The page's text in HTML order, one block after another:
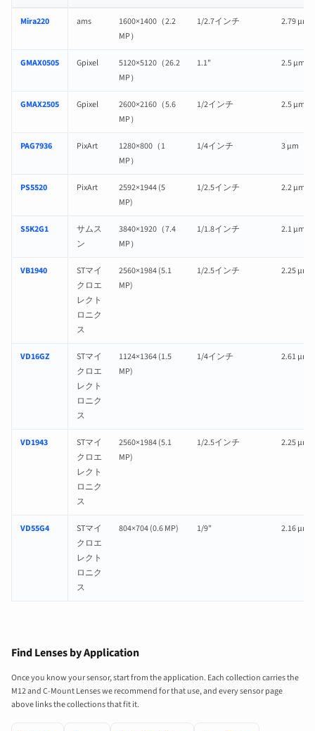
その他のメーカーのCMOSイメージセンサー（仕様およびレンズ互換性ページ
Mira220 ams
1600×1400（2.2
MP）
1/2.7インチ 2.79 µm
GMAX0505 Gpixel
5120×5120（26.2
MP）
1.1" 2.5 µm
GMAX2505 Gpixel
2600×2160（5.6
MP）
1/2インチ 2.5 µm
PAG7936 PixArt
1280×800（1
MP）
1/4インチ 3 µm
PS5520 PixArt
2592×1944 (5
MP)
1/2.5インチ 2.2 µm
S5K2G1
サムス
ン
3840×1920（7.4
MP）
1/1.8インチ 2.1 µm
VB1940
STマイ
クロエ
レクト
ロニク
ス
2560×1984 (5.1
MP)
1/2.5インチ 2.25 µm
VD16GZ
STマイ
クロエ
レクト
ロニク
ス
1124×1364 (1.5
MP)
1/4インチ 2.61 µm
VD1943
STマイ
クロエ
レクト
ロニク
ス
2560×1984 (5.1
MP)
1/2.5インチ 2.25 µm
VD55G4
STマイ
クロエ
レクト
ロニク
ス
804×704 (0.6 MP) 1/9" 2.16 µm
Find Lenses by Application
Once you know your sensor, start from the application. Each collection carries the
M12 and C-Mount Lenses we recommend for that use, and every sensor page
above links the collections that fit it.